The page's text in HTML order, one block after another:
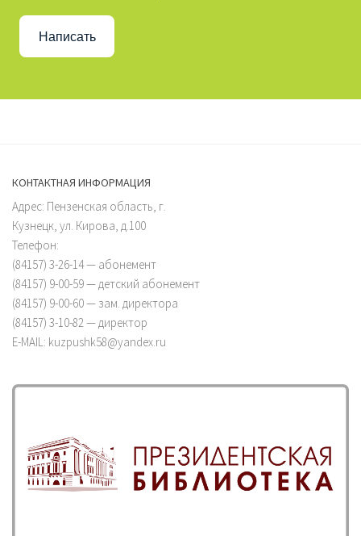
Написать
КОНТАКТНАЯ ИНФОРМАЦИЯ
Адрес: Пензенская область, г.
Кузнецк, ул. Кирова, д.100
Телефон:
(84157) 3-26-14 — абонемент
(84157) 9-00-59 — детский абонемент
(84157) 9-00-60 — зам. директора
(84157) 3-10-82 — директор
E-MAIL: kuzpushk58@yandex.ru